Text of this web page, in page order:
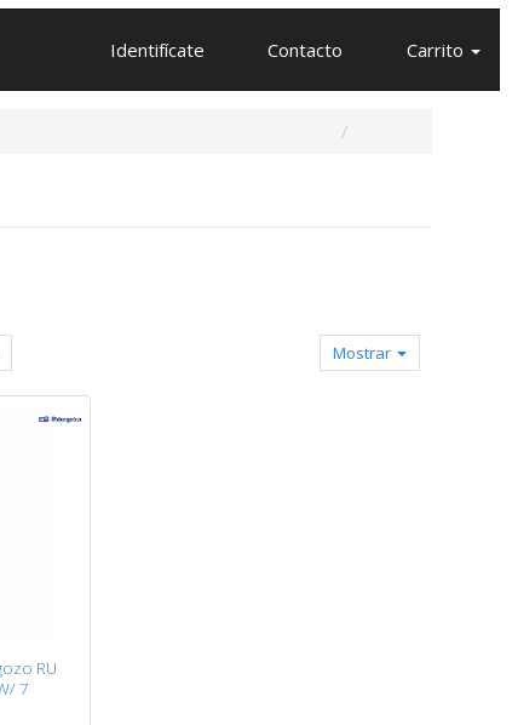
Identifícate Contacto Carrito
Mostrar
RU
7